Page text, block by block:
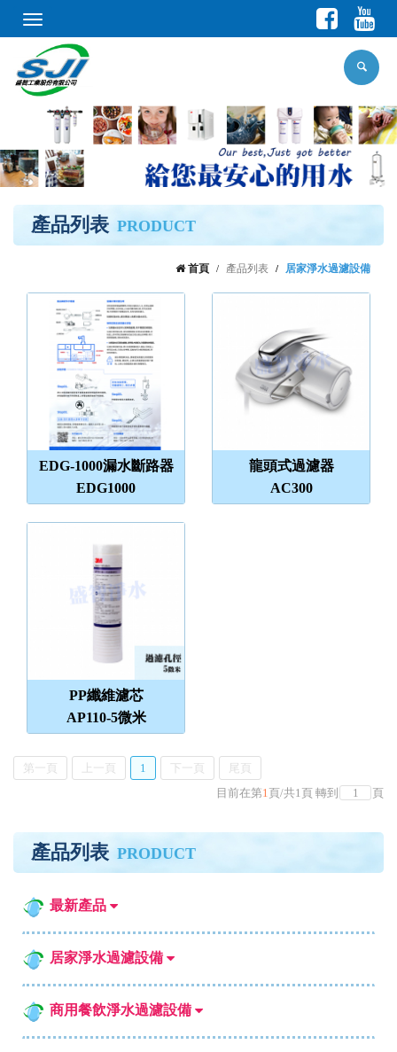
Toggle
navigation
產品列表 PRODUCT
首頁 產品列表 居家淨水過濾設備
EDG-1000漏水斷路器
EDG1000
龍頭式過濾器
AC300
PP纖維濾芯
AP110-5微米
第一頁 上一頁 1 下一頁
尾頁
目前在第1頁/共1頁 轉到 頁
產品列表 PRODUCT
最新產品
居家淨水過濾設備
商用餐飲淨水過濾設備